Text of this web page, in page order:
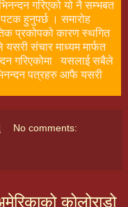
गरिएको यो नै सम्भबत
पटक हुनुपर्छ । समारोह
प्रकोपको कारण स्थगित
यसरी संचार माध्यम मार्फत
गरिएकोमा यसलाई सबैले
पत्रहरु आफै यसरी
No comments:
कोलोराडो